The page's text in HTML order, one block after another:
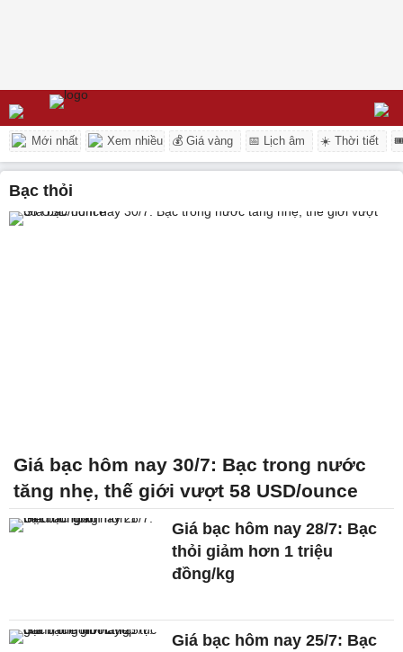
Mới nhất Xem nhiều 💰 Giá vàng 📅 Lịch âm ☀️ Thời tiết
bạc thỏi
Giá bạc hôm nay 30/7: Bạc trong nước
tăng nhẹ, thế giới vượt 58 USD/ounce
Giá bạc hôm nay 28/7: Bạc
thỏi giảm hơn 1 triệu
đồng/kg
Giá bạc hôm nay 25/7: Bạc